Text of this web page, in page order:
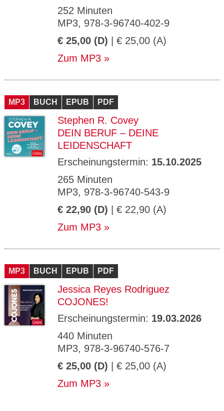
252 Minuten
MP3, 978-3-96740-402-9
€ 25,00 (D) | € 25,00 (A)
Zum MP3
MP3 BUCH EPUB PDF
Stephen R. Covey
DEIN BERUF – DEINE
LEIDENSCHAFT
Erscheinungstermin: 15.10.2025
265 Minuten
MP3, 978-3-96740-543-9
€ 22,90 (D) | € 22,90 (A)
Zum MP3
MP3 BUCH EPUB PDF
Jessica Reyes Rodriguez
COJONES!
Erscheinungstermin: 19.03.2026
440 Minuten
MP3, 978-3-96740-576-7
€ 25,00 (D) | € 25,00 (A)
Zum MP3